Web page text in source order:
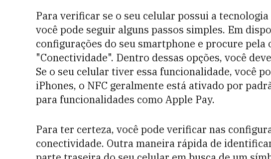
Para verificar se o seu celular possui a
você pode seguir alguns passos simples. Em
configurações do seu smartphone e procure pela
"Conectividade". Dentro dessas opções, você
Se o seu celular tiver essa funcionalidade, você
iPhones, o NFC geralmente está ativado por
para funcionalidades como Apple Pay.
Para ter certeza, você pode verificar nas
conectividade. Outra maneira rápida de